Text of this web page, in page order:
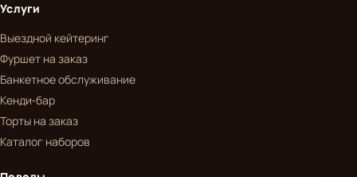
Услуги
Выездной кейтеринг
Фуршет на заказ
Банкетное обслуживание
Кенди-бар
Торты на заказ
Каталог наборов